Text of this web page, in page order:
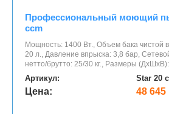
Профессиональный моющий
ccm
Мощность: 1400 Вт., Объем бака чистой
20 л., Давление впрыска: 3,8 бар,
нетто/брутто: 25/30 кг., Размеры
Артикул: Star 20
Цена: 48 645